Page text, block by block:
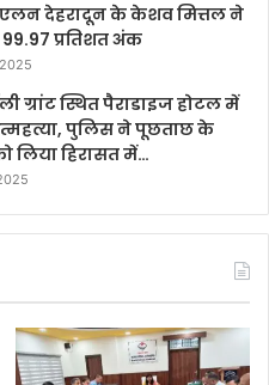
देहरादून के केशव मित्तल ने
प्रतिशत अंक
ग्रांट स्थित पैराडाइज होटल में
पुलिस ने पूछताछ के
लिया हिरासत में…